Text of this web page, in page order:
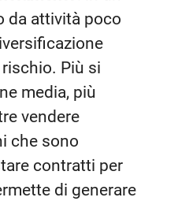
da attività poco
Più si
media, più
vendere
che sono
contratti per
di generare